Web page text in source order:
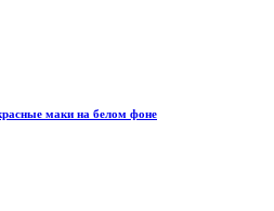
маки на белом фоне